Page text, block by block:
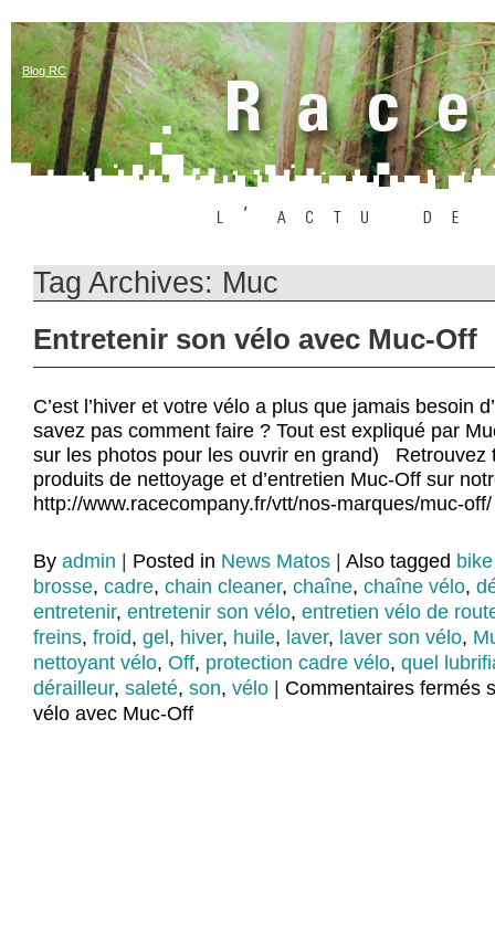
Blog RC
Tag Archives: Muc
Entretenir son vélo avec Muc-Off
C’est l’hiver et votre vélo a plus que jamais besoin
savez pas comment faire ? Tout est expliqué par
sur les photos pour les ouvrir en grand) Retrouvez
produits de nettoyage et d’entretien Muc-Off sur
http://www.racecompany.fr/vtt/nos-marques/muc-
By admin Posted in News Matos Also tagged
brosse, cadre, chain cleaner, chaîne, chaîne vélo,
entretenir, entretenir son vélo, entretien vélo de
freins, froid, gel , hiver, huile, laver, laver son vélo,
nettoyant vélo, Off, protection cadre vélo, quel
dérailleur, saleté, son, vélo Commentaires fermés
vélo avec Muc-Off